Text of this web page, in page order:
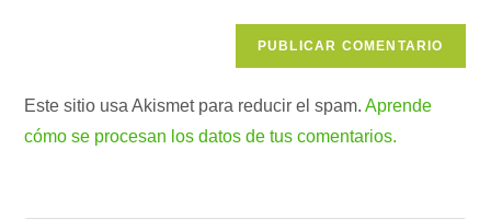
Este sitio usa Akismet para reducir el spam.Aprende
cómo se procesan los datos de tus comentarios.